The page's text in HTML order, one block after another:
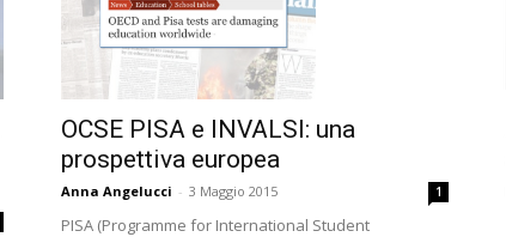
OCSE PISA e INVALSI: una
prospettiva europea
Anna Angelucci - 3 Maggio 2015 1
PISA (Programme for International Student